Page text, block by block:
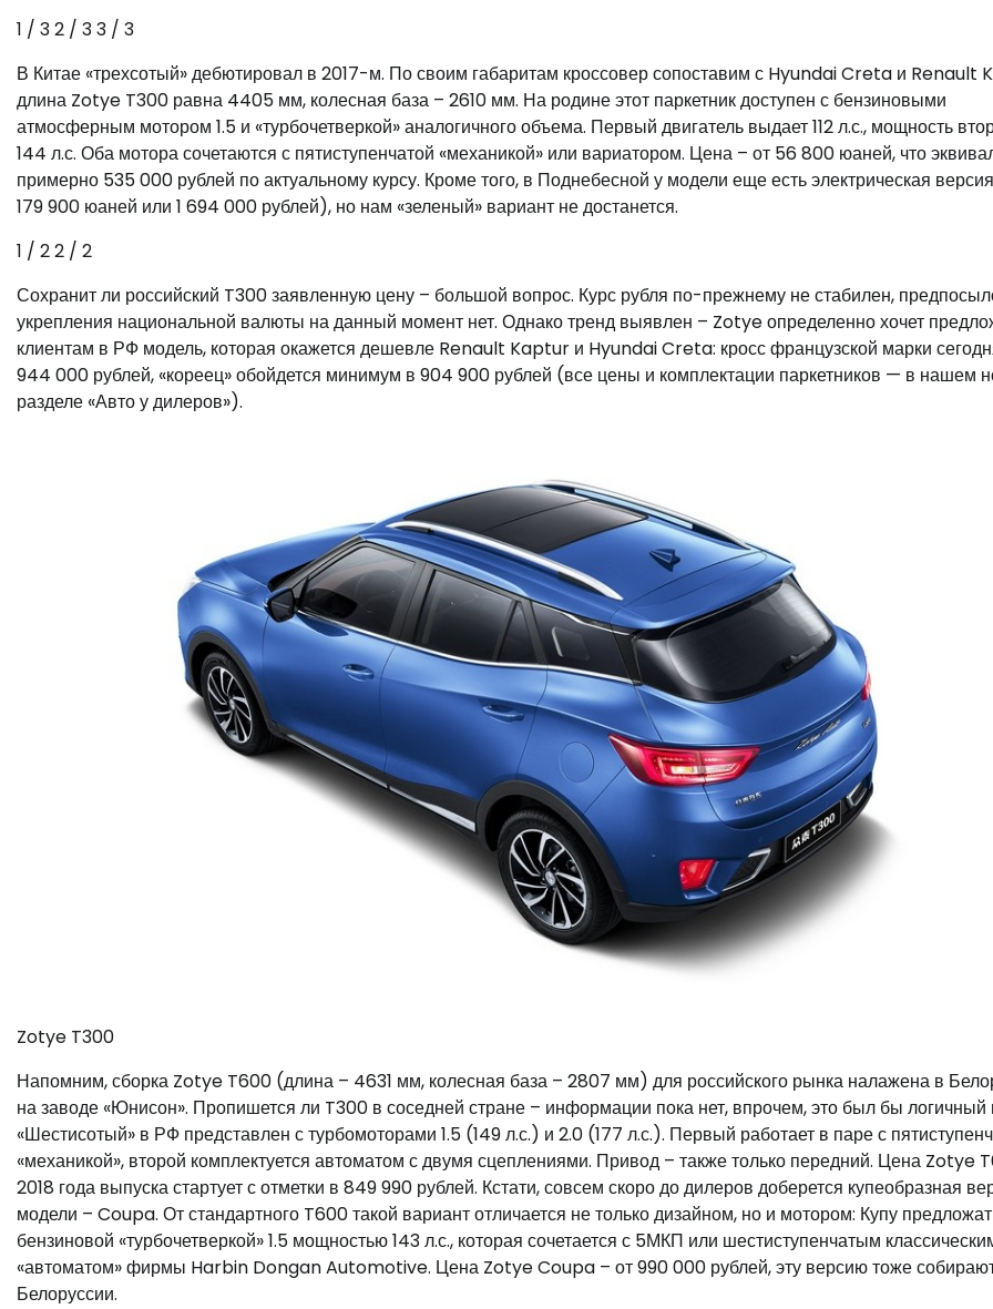
1 / 32 / 33 / 3
В Китае «трехсотый» дебютировал в 2017-м. По своим габаритам кроссовер сопоставим с Hyundai Creta и Renault
длина Zotye T300 равна 4405 мм, колесная база – 2610 мм. На родине этот паркетник доступен с бензиновыми
атмосферным мотором 1.5 и «турбочетверкой» аналогичного объема. Первый двигатель выдает 112 л.с., мощность
144 л.с. Оба мотора сочетаются с пятиступенчатой «механикой» или вариатором. Цена – от 56 800 юаней, что
примерно 535 000 рублей по актуальному курсу. Кроме того, в Поднебесной у модели еще есть электрическая
179 900 юаней или 1 694 000 рублей), но нам «зеленый» вариант не достанется.
1 / 22 / 2
Сохранит ли российский T300 заявленную цену – большой вопрос. Курс рубля по-прежнему не стабилен,
укрепления национальной валюты на данный момент нет. Однако тренд выявлен – Zotye определенно хочет
клиентам в РФ модель, которая окажется дешевле Renault Kaptur и Hyundai Creta: кросс французской марки
944 000 рублей, «кореец» обойдется минимум в 904 900 рублей (все цены и комплектации паркетников — в нашем
разделе «Авто у дилеров»).
Zotye T300
Напомним, сборка Zotye T600 (длина – 4631 мм, колесная база – 2807 мм) для российского рынка налажена в
на заводе «Юнисон». Пропишется ли T300 в соседней стране – информации пока нет, впрочем, это был бы логичный
«Шестисотый» в РФ представлен с турбомоторами 1.5 (149 л.с.) и 2.0 (177 л.с.). Первый работает в паре с
«механикой», второй комплектуется автоматом с двумя сцеплениями. Привод – также только передний. Цена Zotye
2018 года выпуска стартует с отметки в 849 990 рублей. Кстати, совсем скоро до дилеров доберется купеобразная
модели – Coupa. От стандартного T600 такой вариант отличается не только дизайном, но и мотором: Купу
бензиновой «турбочетверкой» 1.5 мощностью 143 л.с., которая сочетается с 5МКП или шестиступенчатым
«автоматом» фирмы Harbin Dongan Automotive. Цена Zotye Coupa – от 990 000 рублей, эту версию тоже
Белоруссии.